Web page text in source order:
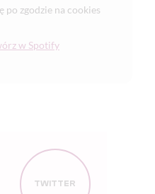
po zgodzie na cookies
w Spotify
TWITTER